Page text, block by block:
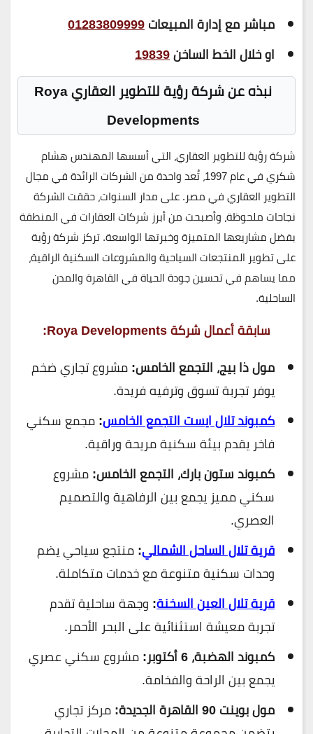
مباشر مع إدارة المبيعات01283809999
او خلال الخط الساخن19839
نبذه عن شركة رؤية للتطوير العقاري Roya
Developments
شركة رؤية للتطوير العقاري، التي أسسها المهندس هشام
شكري في عام 1997، تُعد واحدة من الشركات الرائدة في مجال
التطوير العقاري في مصر. على مدار السنوات، حققت الشركة
نجاحات ملحوظة، وأصبحت من أبرز شركات العقارات في المنطقة
بفضل مشاريعها المتميزة وخبرتها الواسعة. تركز شركة رؤية
على تطوير المنتجعات السياحية والمشروعات السكنية الراقية،
مما يساهم في تحسين جودة الحياة في القاهرة والمدن
الساحلية.
سابقة أعمال شركة Roya Developments:
مول ذا بيج، التجمع الخامس:مشروع تجاري ضخم
يوفر تجربة تسوق وترفيه فريدة.
كمبوند تلال ايست التجمع الخامس:مجمع سكني
فاخر يقدم بيئة سكنية مريحة وراقية.
كمبوند ستون بارك، التجمع الخامس:مشروع
سكني مميز يجمع بين الرفاهية والتصميم
العصري.
قرية تلال الساحل الشمالي:منتجع سياحي يضم
وحدات سكنية متنوعة مع خدمات متكاملة.
قرية تلال العين السخنة: وجهة ساحلية تقدم
تجربة معيشة استثنائية على البحر الأحمر.
كمبوند الهضبة، 6 أكتوبر:
مشروع سكني عصري
يجمع بين الراحة والفخامة.
مول بوينت 90 القاهرة الجديدة:
مركز تجاري